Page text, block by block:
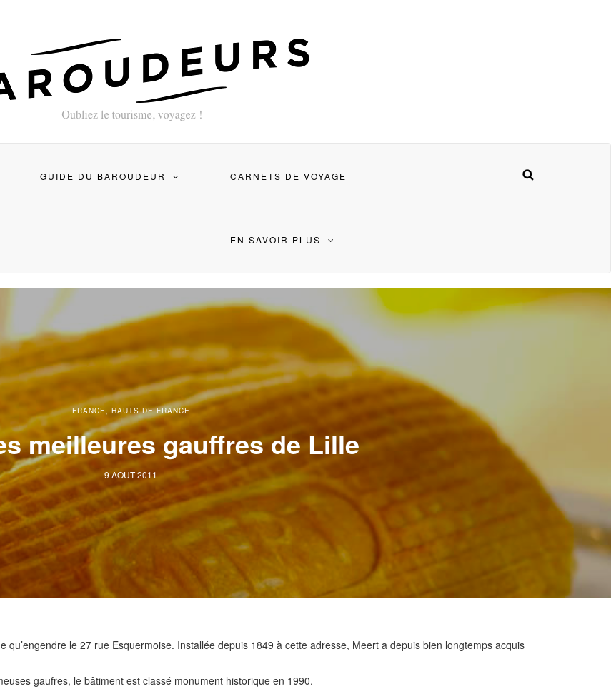
GUIDE DU BAROUDEUR CARNETS DE VOYAGE
EN SAVOIR PLUS
FRANCE, HAUTS DE FRANCE
meilleures gauffres de Lille
9 AOÛT 2011
le 27 rue Esquermoise. Installée depuis 1849 à cette adresse, Meert a depuis bien longtemps acquis
gaufres, le bâtiment est classé monument historique en 1990.